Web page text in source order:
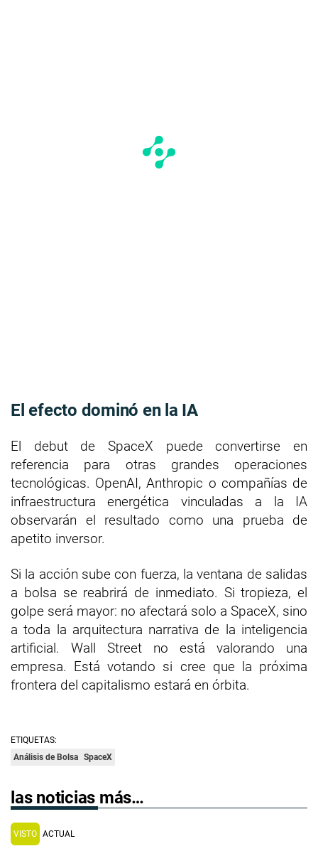
El efecto dominó en la IA
El debut de SpaceX puede convertirse en
referencia para otras grandes operaciones
tecnológicas. OpenAI, Anthropic o compañías de
infraestructura energética vinculadas a la IA
observarán el resultado como una prueba de
apetito inversor.
Si la acción sube con fuerza, la ventana de salidas
a bolsa se reabrirá de inmediato. Si tropieza, el
golpe será mayor: no afectará solo a SpaceX, sino
a toda la arquitectura narrativa de la inteligencia
artificial. Wall Street no está valorando una
empresa. Está votando si cree que la próxima
frontera del capitalismo estará en órbita.
ETIQUETAS:
Análisis de Bolsa SpaceX
las noticias más…
VISTO ACTUAL